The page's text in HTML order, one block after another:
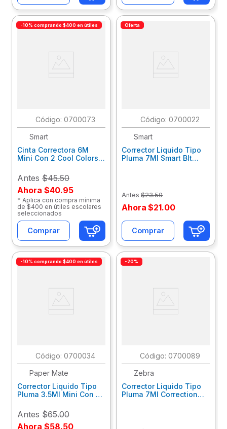
-10% comprando $400 en útiles
: 0700073
Smart
Cinta Correctora 6M
Mini Con 2 Cool Colors
Antes $45.50
Ahora $40.95
* Aplica con compra mínima
de $400 en útiles escolares
seleccionados
Comprar
Oferta
: 0700022
Smart
Corrector Liquido Tipo
Pluma 7Ml Smart Blt
Antes $23.50
Ahora $21.00
Comprar
-10% comprando $400 en útiles
: 0700034
Paper Mate
Corrector Liquido Tipo
Pluma 3.5Ml Mini Con 2
M17400145287
Antes $65.00
Ahora $58.50
-20%
: 0700089
Zebra
Corrector Liquido Tipo
Pluma 7Ml Correction